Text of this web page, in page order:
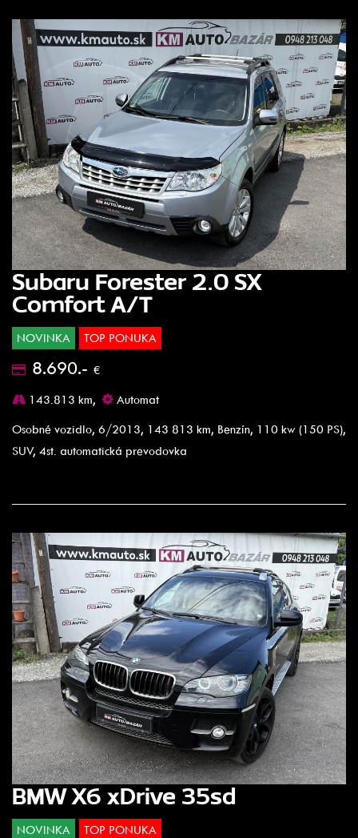
Subaru Forester 2.0 SX
Comfort A/T
NOVINKA TOP PONUKA
8.690.- €
143.813 km,
Automat
Osobné vozidlo, 6/2013, 143 813 km, Benzín, 110 kw (150 PS),
SUV, 4st. automatická prevodovka
BMW X6 xDrive 35sd
NOVINKA TOP PONUKA